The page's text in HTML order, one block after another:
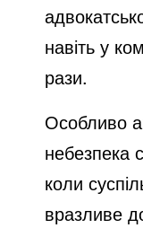
навіть у
рази.
Особливо
небезпека
коли
вразливе